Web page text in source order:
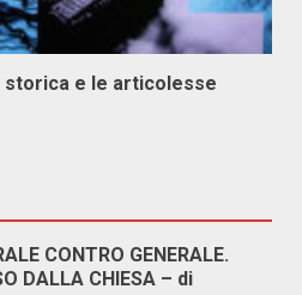
storica e le articolesse
CONTRO GENERALE.
DALLA CHIESA – di